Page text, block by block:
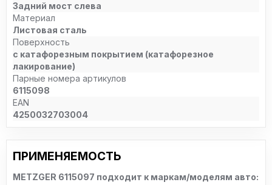
Задний мост слева
Материал
Листовая сталь
Поверхность
с катафорезным покрытием (катафорезное
лакирование)
Парные номера артикулов
6115098
EAN
4250032703004
ПРИМЕНЯЕМОСТЬ
METZGER 6115097 подходит к маркам/моделям авто: